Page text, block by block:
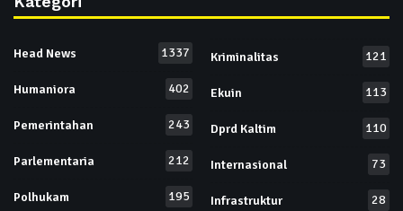
Head News 1337
Humaniora 402
Pemerintahan 243
Parlementaria 212
Polhukam 195
Kriminalitas 121
Ekuin 113
Dprd Kaltim 110
Internasional 73
Infrastruktur 28